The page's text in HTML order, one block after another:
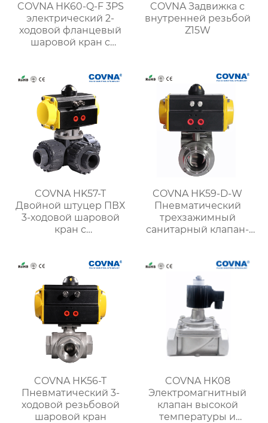
COVNA HK60-Q-F 3PS
электрический 2-
ходовой фланцевый
шаровой кран с
COVNA Задвижка с
внутренней резьбой
Z15W
COVNA HK57-T
Двойной штуцер ПВХ
3-ходовой шаровой
кран с
COVNA HK59-D-W
Пневматический
трехзажимный
санитарный клапан-
COVNA HK56-T
Пневматический 3-
ходовой резьбовой
шаровой кран
COVNA HK08
Электромагнитный
клапан высокой
температуры и